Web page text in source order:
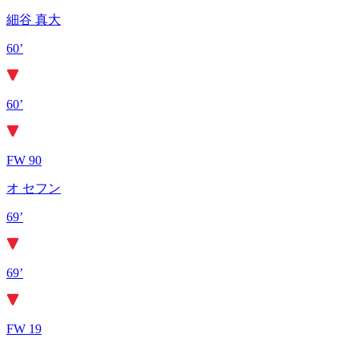
細谷 真大
60’
60’
FW 90
オ セフン
69’
69’
FW 19